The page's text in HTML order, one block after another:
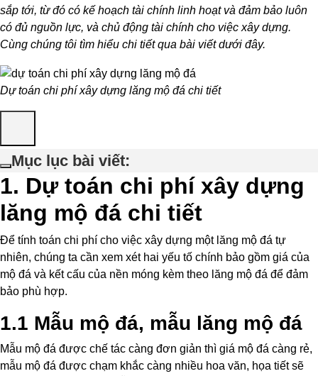
sắp tới, từ đó có kế hoạch tài chính linh hoạt và đảm bảo luôn
có đủ nguồn lực, và chủ động tài chính cho việc xây dựng.
Cùng chúng tôi tìm hiểu chi tiết qua bài viết dưới đây.
Dự toán chi phí xây dựng lăng mộ đá chi tiết
Mục lục bài viết:
1. Dự toán chi phí xây dựng
lăng mộ đá chi tiết
Để tính toán chi phí cho việc xây dựng một lăng mộ đá tự
nhiên, chúng ta cần xem xét hai yếu tố chính bảo gồm giá của
mộ đá và kết cấu của nền móng kèm theo lăng mộ đá để đảm
bảo phù hợp.
1.1 Mẫu mộ đá, mẫu lăng mộ đá
Mẫu mộ đá được chế tác càng đơn giản thì giá mộ đá càng rẻ,
mẫu mộ đá được chạm khắc càng nhiều hoa văn, họa tiết sẽ